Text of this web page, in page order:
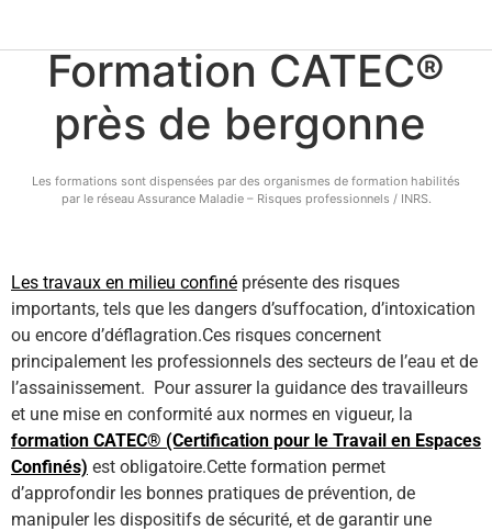
Formation CATEC®
près de bergonne
Les formations sont dispensées par des organismes de formation habilités
par le réseau Assurance Maladie – Risques professionnels / INRS.
Les travaux en milieu confiné présente des risques
importants, tels que les dangers d’suffocation, d’intoxication
ou encore d’déflagration.Ces risques concernent
principalement les professionnels des secteurs de l’eau et de
l’assainissement. Pour assurer la guidance des travailleurs
et une mise en conformité aux normes en vigueur, la
formation CATEC® (Certification pour le Travail en Espaces
Confinés) est obligatoire.Cette formation permet
d’approfondir les bonnes pratiques de prévention, de
manipuler les dispositifs de sécurité, et de garantir une